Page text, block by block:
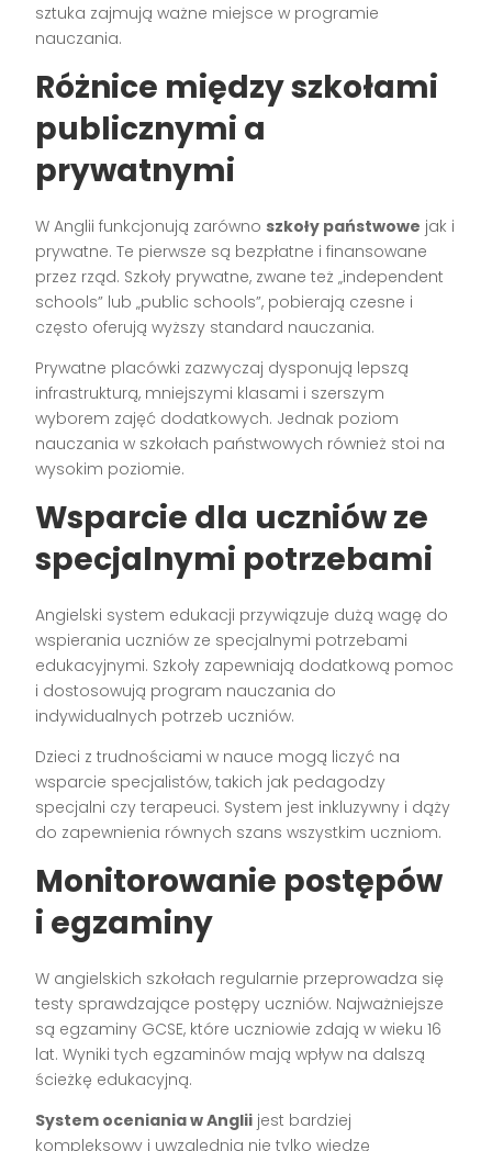
sztuka zajmują ważne miejsce w programie
nauczania.
Różnice między szkołami
publicznymi a
prywatnymi
W Anglii funkcjonują zarówno szkoły państwowe jak i
prywatne. Te pierwsze są bezpłatne i finansowane
przez rząd. Szkoły prywatne, zwane też „independent
schools” lub „public schools”, pobierają czesne i
często oferują wyższy standard nauczania.
Prywatne placówki zazwyczaj dysponują lepszą
infrastrukturą, mniejszymi klasami i szerszym
wyborem zajęć dodatkowych. Jednak poziom
nauczania w szkołach państwowych również stoi na
wysokim poziomie.
Wsparcie dla uczniów ze
specjalnymi potrzebami
Angielski system edukacji przywiązuje dużą wagę do
wspierania uczniów ze specjalnymi potrzebami
edukacyjnymi. Szkoły zapewniają dodatkową pomoc
i dostosowują program nauczania do
indywidualnych potrzeb uczniów.
Dzieci z trudnościami w nauce mogą liczyć na
wsparcie specjalistów, takich jak pedagodzy
specjalni czy terapeuci. System jest inkluzywny i dąży
do zapewnienia równych szans wszystkim uczniom.
Monitorowanie postępów
i egzaminy
W angielskich szkołach regularnie przeprowadza się
testy sprawdzające postępy uczniów. Najważniejsze
są egzaminy GCSE, które uczniowie zdają w wieku 16
lat. Wyniki tych egzaminów mają wpływ na dalszą
ścieżkę edukacyjną.
System oceniania w Anglii jest bardziej
kompleksowy i uwzględnia nie tylko wiedzę